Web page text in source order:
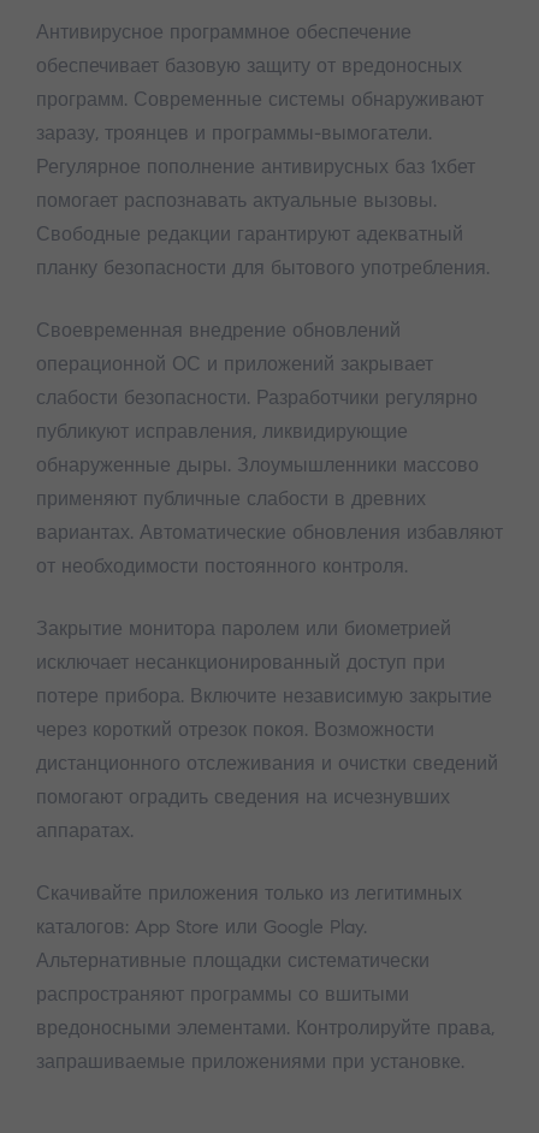
Антивирусное программное обеспечение
обеспечивает базовую защиту от вредоносных
программ. Современные системы обнаруживают
заразу, троянцев и программы-вымогатели.
Регулярное пополнение антивирусных баз 1хбет
помогает распознавать актуальные вызовы.
Свободные редакции гарантируют адекватный
планку безопасности для бытового употребления.
Своевременная внедрение обновлений
операционной ОС и приложений закрывает
слабости безопасности. Разработчики регулярно
публикуют исправления, ликвидирующие
обнаруженные дыры. Злоумышленники массово
применяют публичные слабости в древних
вариантах. Автоматические обновления избавляют
от необходимости постоянного контроля.
Закрытие монитора паролем или биометрией
исключает несанкционированный доступ при
потере прибора. Включите независимую закрытие
через короткий отрезок покоя. Возможности
дистанционного отслеживания и очистки сведений
помогают оградить сведения на исчезнувших
аппаратах.
Скачивайте приложения только из легитимных
каталогов: App Store или Google Play.
Альтернативные площадки систематически
распространяют программы со вшитыми
вредоносными элементами. Контролируйте права,
запрашиваемые приложениями при установке.